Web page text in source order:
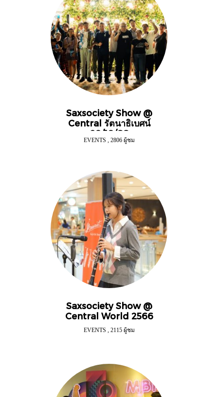
Saxsociety Show @
Central รัตนาธิเบศน์
29/10/66
EVENTS , 2806 ผู้ชม
Saxsociety Show @
Central World 2566
EVENTS , 2115 ผู้ชม